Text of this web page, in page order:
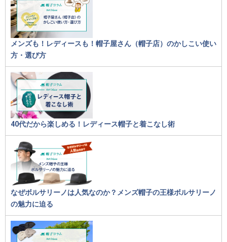
メンズも！レディースも！帽子屋さん（帽子店）のかしこい使い
方・選び方
40代だから楽しめる！レディース帽子と着こなし術
なぜボルサリーノは人気なのか？メンズ帽子の王様ボルサリーノ
の魅力に迫る